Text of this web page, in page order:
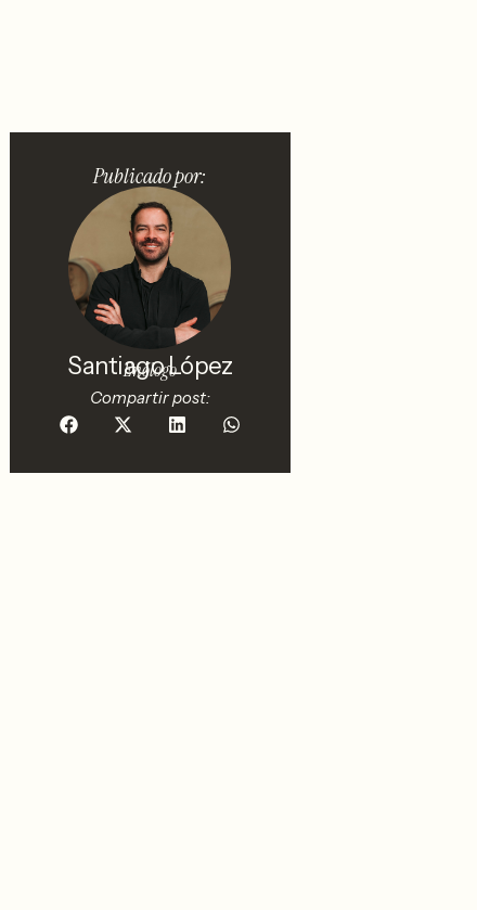
Publicado por:
Santiago López
Enólogo
Compartir post: